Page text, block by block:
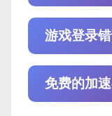
游戏登录
免费的加